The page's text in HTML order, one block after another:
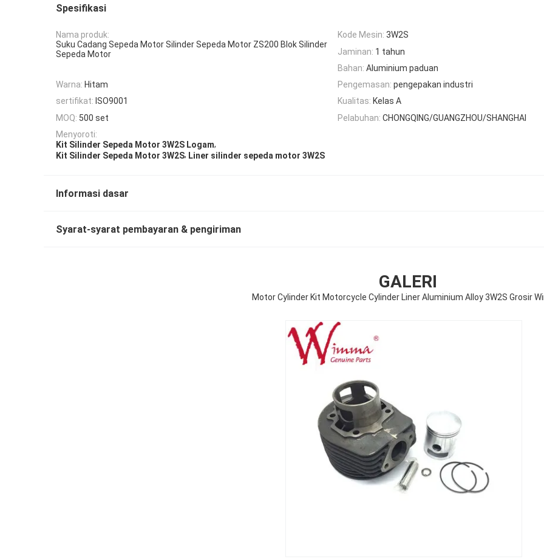
Spesifikasi
Nama produk:
Suku Cadang Sepeda Motor Silinder Sepeda Motor ZS200 Blok Silinder
Sepeda Motor
Kode Mesin: 3W2S
Jaminan: 1 tahun
Bahan: Aluminium paduan
Warna: Hitam Pengemasan: pengepakan industri
sertifikat: ISO9001 Kualitas: Kelas A
MOQ: 500 set Pelabuhan: CHONGQING/GUANGZHOU/SHANGHAI
Menyoroti:
Kit Silinder Sepeda Motor 3W2S Logam,
Kit Silinder Sepeda Motor 3W2S, Liner silinder sepeda motor 3W2S
Informasi dasar
Syarat-syarat pembayaran & pengiriman
GALERI
Motor Cylinder Kit Motorcycle Cylinder Liner Aluminium Alloy 3W2S Grosir